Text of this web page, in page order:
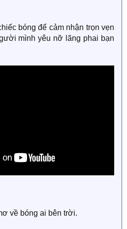
bóng để cảm nhận trọn vẹn
mình yêu nỡ lãng phai bạn
về bóng ai bên trời.